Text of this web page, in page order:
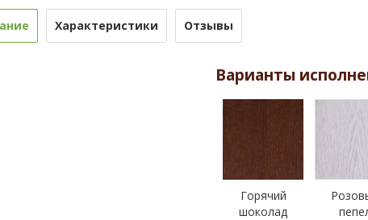
Характеристики Отзывы
Варианты
Горячий
шоколад